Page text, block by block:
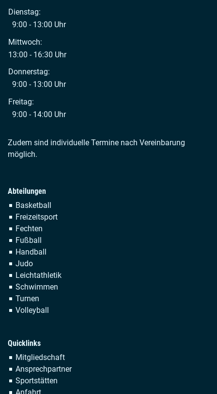
Dienstag:
9:00 - 13:00 Uhr
Mittwoch:
13:00 - 16:30 Uhr
Donnerstag:
9:00 - 13:00 Uhr
Freitag:
9:00 - 14:00 Uhr
Zudem sind individuelle Termine nach Vereinbarung
möglich.
Abteilungen
Navigation
überspringen
Basketball
Freizeitsport
Fechten
Fußball
Handball
Judo
Leichtathletik
Schwimmen
Turnen
Volleyball
Quicklinks
Navigation
überspringen
Mitgliedschaft
Ansprechpartner
Sportstätten